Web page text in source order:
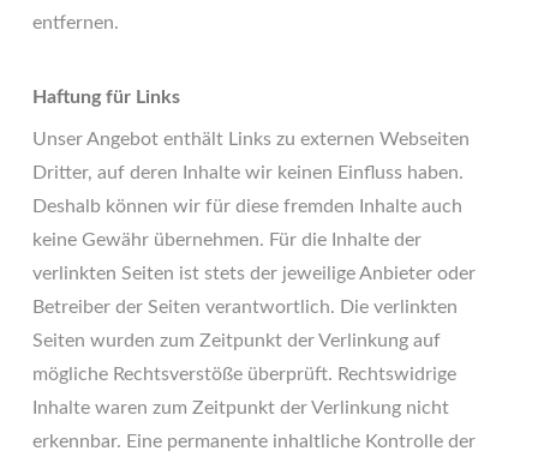
entfernen.
Haftung für Links
Unser Angebot enthält Links zu externen Webseiten
Dritter, auf deren Inhalte wir keinen Einfluss haben.
Deshalb können wir für diese fremden Inhalte auch
keine Gewähr übernehmen. Für die Inhalte der
verlinkten Seiten ist stets der jeweilige Anbieter oder
Betreiber der Seiten verantwortlich. Die verlinkten
Seiten wurden zum Zeitpunkt der Verlinkung auf
mögliche Rechtsverstöße überprüft. Rechtswidrige
Inhalte waren zum Zeitpunkt der Verlinkung nicht
erkennbar. Eine permanente inhaltliche Kontrolle der